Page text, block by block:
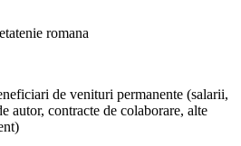
romana
de venituri permanente (salarii,
autor, contracte de colaborare, alte